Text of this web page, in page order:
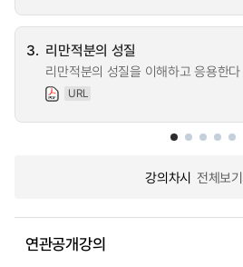
3. 리만적분의 성질
리만적분의 성질을 이해하고 응용한다
URL
강의차시 전체보기
연관공개강의